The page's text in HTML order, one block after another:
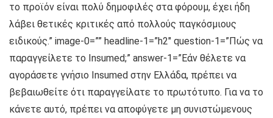
το προϊόν είναι πολύ δημοφιλές στα φόρουμ, έχει ήδη
λάβει θετικές κριτικές από πολλούς παγκόσμιους
ειδικούς.” image-0=”” headline-1=”h2″ question-1=”Πώς να
παραγγείλετε το Insumed;” answer-1=”Εάν θέλετε να
αγοράσετε γνήσιο Insumed στην Ελλάδα, πρέπει να
βεβαιωθείτε ότι παραγγείλατε το πρωτότυπο. Για να το
κάνετε αυτό, πρέπει να αποφύγετε μη συνιστώμενους